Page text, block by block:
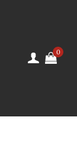
0